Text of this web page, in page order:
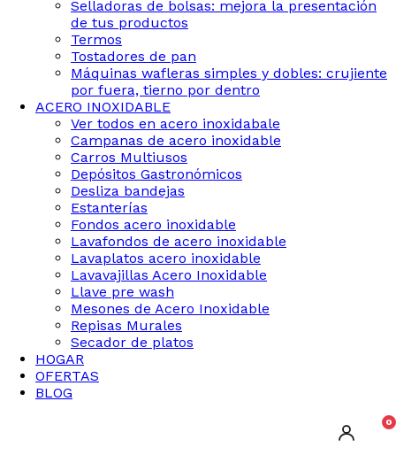
Selladoras de bolsas: mejora la presentación
de tus productos
Termos
Tostadores de pan
Máquinas wafleras simples y dobles: crujiente
por fuera, tierno por dentro
ACERO INOXIDABLE
Ver todos en acero inoxidabale
Campanas de acero inoxidable
Carros Multiusos
Depósitos Gastronómicos
Desliza bandejas
Estanterías
Fondos acero inoxidable
Lavafondos de acero inoxidable
Lavaplatos acero inoxidable
Lavavajillas Acero Inoxidable
Llave pre wash
Mesones de Acero Inoxidable
Repisas Murales
Secador de platos
HOGAR
OFERTAS
BLOG
0